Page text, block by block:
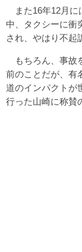
また16年12月に
中、タクシーに衝
され、やはり不起
もちろん、事故
前のことだが、有
道のインパクトが
行った山崎に称賛